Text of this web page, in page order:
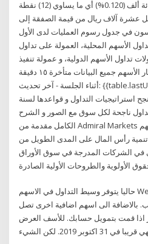
(0.00120) مائة وعشرون في المائة ألف (0.120%) أي ما يساوي (12) نقطة
يساوي 12 ريال لكل عشرة آلاف ريال من قيمة الصفقة إلى
في جدول رسوم العمليات لدى الأول
الأسهم المحلية، العمولة على تداول
تداول الأسهم الدولية، و عمولة تنفيذ
الصكوك و السندات الدولية أسعار الأسهم جميع البيانات متأخرة ١٥ دقيقة
أثناء الجلسة - آخر تحديث: {{table.lastUpdate}} تداولات آخر جلسة
استراتيجيات التداول و قواعدها لسنة
تداول ناجحة لكل سوق مع الصور و الشرح
الكامل مقدمة من Admiral Markets صندوق دراية المرن للأسهم
رأس المال على المدى الطويل من
في الشركات المدرجة في سوق الأوراق
الأولوية والطروحات الأولية الصادرة
حاليا يتوفر وسيط التداول في الاسهم Webull على عرض الحصول على
بالاضافة الى اسهم اضافية اخرى تصل
الى غاية 1000 دولار اذا قمت بتمويل حسابك. للأسف العرض
في 31 اكتوبر 2019. لكن الشيء